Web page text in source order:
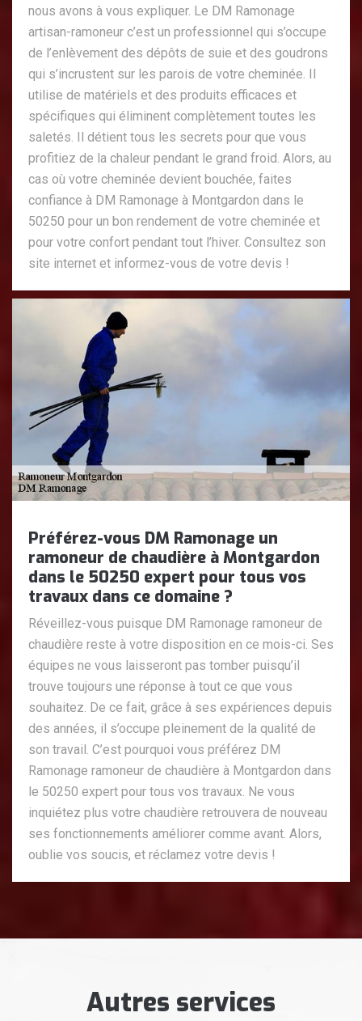
nous avons à vous expliquer. Le DM Ramonage
artisan-ramoneur c’est un professionnel qui s’occupe
de l’enlèvement des dépôts de suie et des goudrons
qui s’incrustent sur les parois de votre cheminée. Il
utilise de matériels et des produits efficaces et
spécifiques qui éliminent complètement toutes les
saletés. Il détient tous les secrets pour que vous
profitiez de la chaleur pendant le grand froid. Alors, au
cas où votre cheminée devient bouchée, faites
confiance à DM Ramonage à Montgardon dans le
50250 pour un bon rendement de votre cheminée et
pour votre confort pendant tout l’hiver. Consultez son
site internet et informez-vous de votre devis !
Préférez-vous DM Ramonage un
ramoneur de chaudière à Montgardon
dans le 50250 expert pour tous vos
travaux dans ce domaine ?
Réveillez-vous puisque DM Ramonage ramoneur de
chaudière reste à votre disposition en ce mois-ci. Ses
équipes ne vous laisseront pas tomber puisqu’il
trouve toujours une réponse à tout ce que vous
souhaitez. De ce fait, grâce à ses expériences depuis
des années, il s’occupe pleinement de la qualité de
son travail. C’est pourquoi vous préférez DM
Ramonage ramoneur de chaudière à Montgardon dans
le 50250 expert pour tous vos travaux. Ne vous
inquiétez plus votre chaudière retrouvera de nouveau
ses fonctionnements améliorer comme avant. Alors,
oublie vos soucis, et réclamez votre devis !
Autres services